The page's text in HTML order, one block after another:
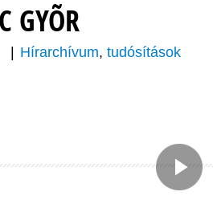
GYÕR
Hírarchívum,tudósítások